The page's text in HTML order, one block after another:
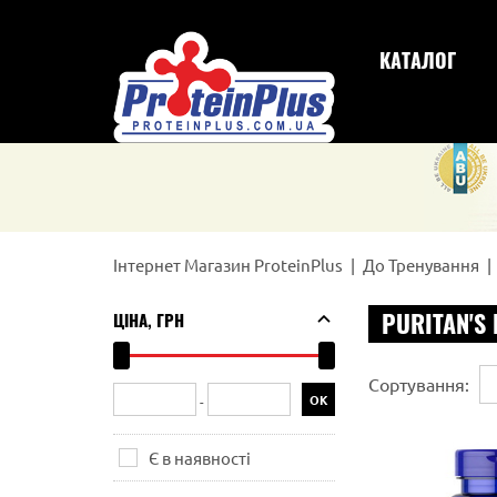
КАТАЛОГ
Інтернет Магазин ProteinPlus До Тренування
PURITAN'S
Сортування:
ЦІНА, ГРН
-
Є в наявності